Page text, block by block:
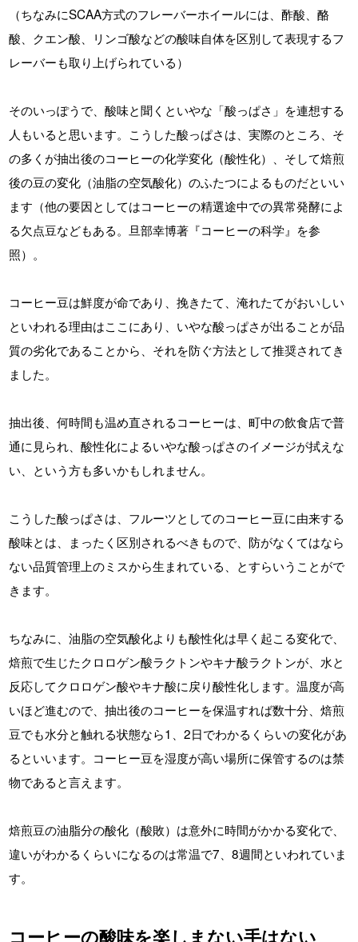
（ちなみにSCAA方式のフレーバーホイールには、酢酸、酪
酸、クエン酸、リンゴ酸などの酸味自体を区別して表現するフ
レーバーも取り上げられている）
そのいっぽうで、酸味と聞くといやな「酸っぱさ」を連想する
人もいると思います。こうした酸っぱさは、実際のところ、そ
の多くが抽出後のコーヒーの化学変化（酸性化）、そして焙煎
後の豆の変化（油脂の空気酸化）のふたつによるものだといい
ます（他の要因としてはコーヒーの精選途中での異常発酵によ
る欠点豆などもある。旦部幸博著『コーヒーの科学』を参
照）。
コーヒー豆は鮮度が命であり、挽きたて、淹れたてがおいしい
といわれる理由はここにあり、いやな酸っぱさが出ることが品
質の劣化であることから、それを防ぐ方法として推奨されてき
ました。
抽出後、何時間も温め直されるコーヒーは、町中の飲食店で普
通に見られ、酸性化によるいやな酸っぱさのイメージが拭えな
い、という方も多いかもしれません。
こうした酸っぱさは、フルーツとしてのコーヒー豆に由来する
酸味とは、まったく区別されるべきもので、防がなくてはなら
ない品質管理上のミスから生まれている、とすらいうことがで
きます。
ちなみに、油脂の空気酸化よりも酸性化は早く起こる変化で、
焙煎で生じたクロロゲン酸ラクトンやキナ酸ラクトンが、水と
反応してクロロゲン酸やキナ酸に戻り酸性化します。温度が高
いほど進むので、抽出後のコーヒーを保温すれば数十分、焙煎
豆でも水分と触れる状態なら1、2日でわかるくらいの変化があ
るといいます。コーヒー豆を湿度が高い場所に保管するのは禁
物であると言えます。
焙煎豆の油脂分の酸化（酸敗）は意外に時間がかかる変化で、
違いがわかるくらいになるのは常温で7、8週間といわれていま
す。
コーヒーの酸味を楽しまない手はない